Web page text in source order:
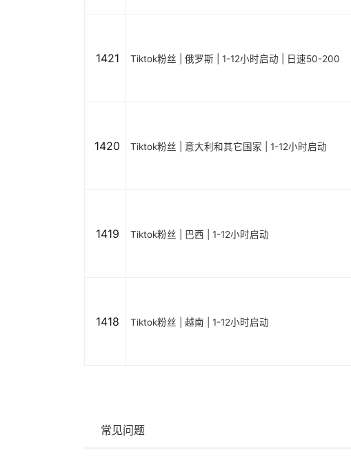
1421 Tiktok粉丝 | 俄罗斯 | 1-12小时启动 | 日速50-200
1420 Tiktok粉丝 | 意大利和其它国家 | 1-12小时启动
1419 Tiktok粉丝 | 巴西 | 1-12小时启动
1418 Tiktok粉丝 | 越南 | 1-12小时启动
常见问题